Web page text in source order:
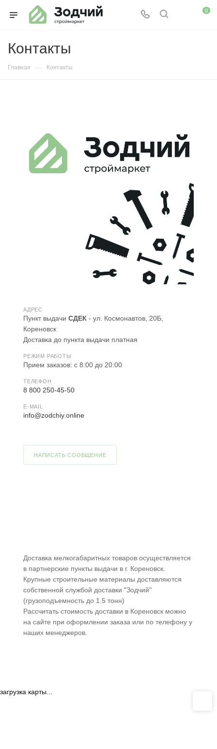
0
Контакты
Главная — Контакты
АДРЕС
Пункт выдачи СДЕК - ул. Космонавтов, 20Б,
Кореновск
Доставка до пункта выдачи платная
РЕЖИМ РАБОТЫ
Прием заказов: с 8:00 до 20:00
ТЕЛЕФОН
8 800 250-45-50
E-MAIL
info@zodchiy.online
НАПИСАТЬ СООБЩЕНИЕ
Доставка мелкогабаритных товаров осуществляется
в партнерские пункты выдачи в г. Кореновск.
Крупные строительные материалы доставляются
собственной службой доставки "Зодчий"
(грузоподъемность до 1.5 тонн)
Рассчитать стоимость доставки в Кореновск можно
на сайте при оформлении заказа или по телефону у
наших менеджеров.
загрузка карты...